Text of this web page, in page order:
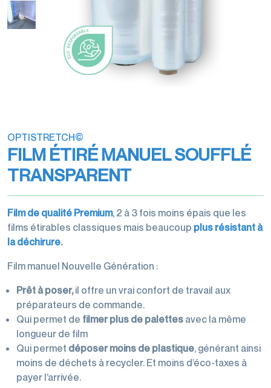
Films
Films
de
protection,
housses,
coiffes
transports
imprimés
adhésifs
Cerclage
palettisation
Filmeuses
manuelles
Machines
d'emballage
OPTISTRETCH©
FILM ÉTIRÉ MANUEL SOUFFLÉ
TRANSPARENT
Film de qualité Premium, 2 à 3 fois moins épais que les
films étirables classiques mais beaucoup plus résistant à
la déchirure.
Film manuel Nouvelle Génération :
Prêt à poser,il offre un vrai confort de travail aux
préparateurs de commande.
Qui permet de filmer plus de palettes avec la même
longueur de film
Qui permet déposer moins de plastique, générant ainsi
moins de déchets à recycler. Et moins d’éco-taxes à
payer l’arrivée.